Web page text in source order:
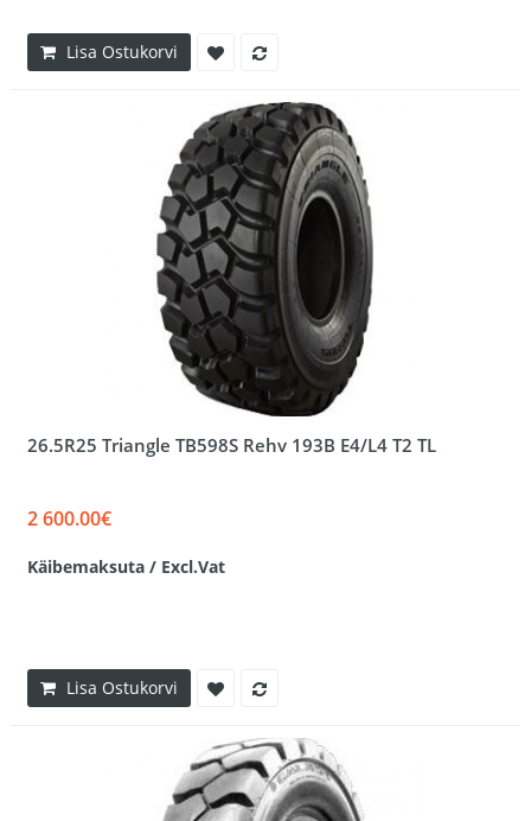
Lisa Ostukorvi
26.5R25 Triangle TB598S Rehv 193B E4/L4 T2 TL
2 600.00€
Käibemaksuta / Excl.Vat
Lisa Ostukorvi